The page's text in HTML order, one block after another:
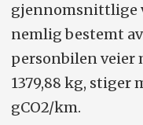
gjennomsnittlige
nemlig bestemt
personbilen veier
1379,88 kg, stiger
gCO2/km.